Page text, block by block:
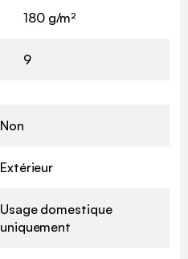
180 g/m²
9
Non
Extérieur
Usage domestique
uniquement